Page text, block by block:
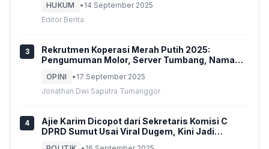
HUKUM • 14 September 2025
Editor Berita
3
Rekrutmen Koperasi Merah Putih 2025:
Pengumuman Molor, Server Tumbang, Nama
OPINI • 17 September 2025
Jonathan Dwi Saputra Tumanggor
4
Ajie Karim Dicopot dari Sekretaris Komisi C
DPRD Sumut Usai Viral Dugem, Kini Jadi